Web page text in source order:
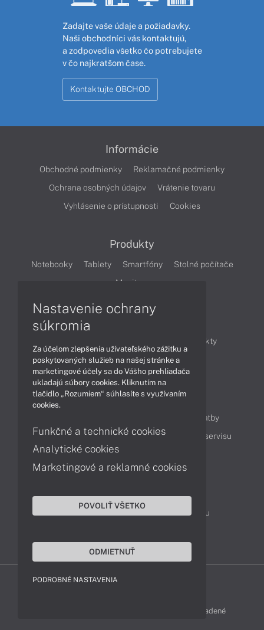
Zadajte vaše údaje a požiadavky.
Naši obchodníci vás kontaktujú,
a zodpovedia všetko čo potrebujete
v čo najkratšom čase.
Kontaktujte OBCHOD
Informácie
Obchodné podmienky
Reklamačné podmienky
Ochrana osobných údajov
Vrátenie tovaru
Vyhlásenie o prístupnosti
Cookies
Produkty
Notebooky Tablety Smartfóny
Stolné počítače
Monitory
Produkty
Technológie
Videá
Obsah
Možnosti doručenia a platby
Podpora a servis
Servisné služby Cenník servisu
Kontakty
043 4224 771
Obchodné oddelenie
Reklamácia tovaru
LENOVO-SHOP © 2013 - 2026 Všetky práva vyhradené
Nastavenie ochrany
súkromia
Za účelom zlepšenia užívateľského zážitku a
poskytovaných služieb na našej stránke a
marketingové účely sa do Vášho prehliadača
ukladajú súbory cookies. Kliknutím na
tlačidlo „Rozumiem“ súhlasíte s využívaním
cookies.
Funkčné a technické cookies
Analytické cookies
Marketingové a reklamné cookies
POVOLIŤ VŠETKO
ODMIETNUŤ
PODROBNÉ NASTAVENIA